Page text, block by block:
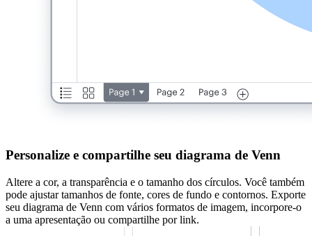
Personalize e compartilhe seu diagrama de Venn
Altere a cor, a transparência e o tamanho dos círculos. Você também
pode ajustar tamanhos de fonte, cores de fundo e contornos. Exporte
seu diagrama de Venn com vários formatos de imagem, incorpore-o
a uma apresentação ou compartilhe por link.